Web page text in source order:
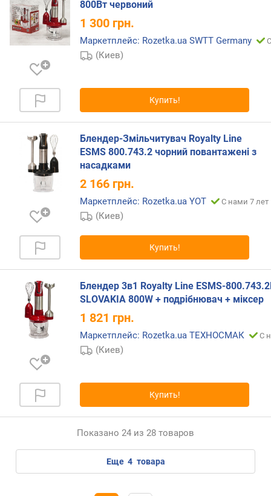
ш
т
)
е
к
д
с
л
я
ш
н
к
о
в
к
и
/
а
е
д
и
800Bт червоний
1 300 грн.
Маркетплейс: Rozetka.ua SWTT Germany
(Киев)
Купить!
Блендер-Змільчитувач Royalty Line
ESMS 800.743.2 чорний повантажені з
насадками
2 166 грн.
Маркетплейс: Rozetka.ua YOT С нами 7 лет
(Киев)
Купить!
Блендер 3в1 Royalty Line ESMS-
SLOVAKIA 800W + подрібнювач + міксер
1 821 грн.
Маркетплейс: Rozetka.ua ТЕХНОСМАК С
(Киев)
Купить!
Показано 24 из 28 товаров
еще 4 товара